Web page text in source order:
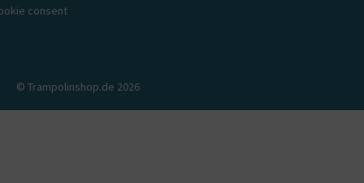
consent
© Trampolinshop.de 2026